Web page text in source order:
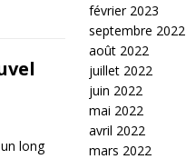
un long
février 2023
septembre 2022
août 2022
juillet 2022
juin 2022
mai 2022
avril 2022
mars 2022